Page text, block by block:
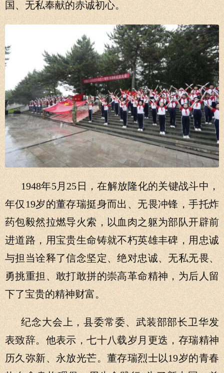
国、无私奉献的赤诚初心。
1948年5月25日，在解放隆化的关键战斗中，
年仅19岁的董存瑞挺身而出、无畏冲锋，手托炸
药包毅然拉燃导火索，以血肉之躯为部队开辟前
进道路，用宝贵生命铸就不朽英雄丰碑，用忠诚
与担当诠释了信念坚定、绝对忠诚、无私无畏、
勇挑重担、敢打敢拼的崇高革命精神，为后人留
下了宝贵的精神财富。
纪念大会上，县委常委、武装部部长卫华发
表致辞。他表示，七十八载岁月更迭，存瑞精神
历久弥新、永放光芒。董存瑞烈士以19岁的青春